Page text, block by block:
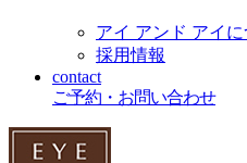
アイ アンド アイに
採用情報
contact
ご予約・お問い合わせ